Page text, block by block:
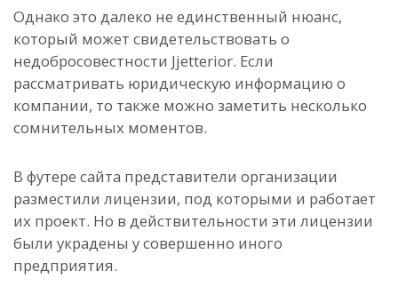
Однако это далеко не единственный нюанс,
который может свидетельствовать о
недобросовестности Jjetterior. Если
рассматривать юридическую информацию о
компании, то также можно заметить несколько
сомнительных моментов.
В футере сайта представители организации
разместили лицензии, под которыми и работает
их проект. Но в действительности эти лицензии
были украдены у совершенно иного
предприятия.